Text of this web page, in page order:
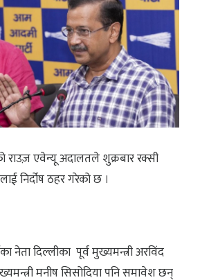
राउज़ एवेन्यू अदालतले शुक्रबार रक्सी
निर्दोष ठहर गरेको छ ।
नेता दिल्लीका पूर्व मुख्यमन्त्री अरविंद
मनीष सिसोदिया पनि समावेश छन्